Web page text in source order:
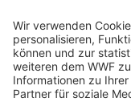
Ihre Spende kann
Registriert als
Justiz Berlin, Az: